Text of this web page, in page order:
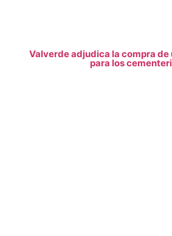
Valverde adjudica la compra
para los